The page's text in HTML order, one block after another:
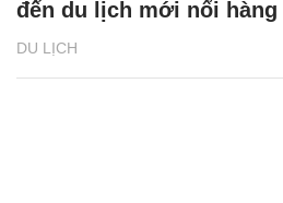
DU LỊCH
đến du lịch mới nổi hàng